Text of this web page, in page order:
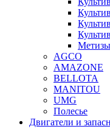
Метизы
AGCO
AMAZONE
BELLOTA
MANITOU
UMG
Полесье
Двигатели и